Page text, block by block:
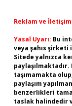
Reklam ve
Yasal Uyarı: Bu
veya şahıs şirketi
Sitede yalnızca
taşımamakta
paylaşım
benzerlikleri
taslak halindedir